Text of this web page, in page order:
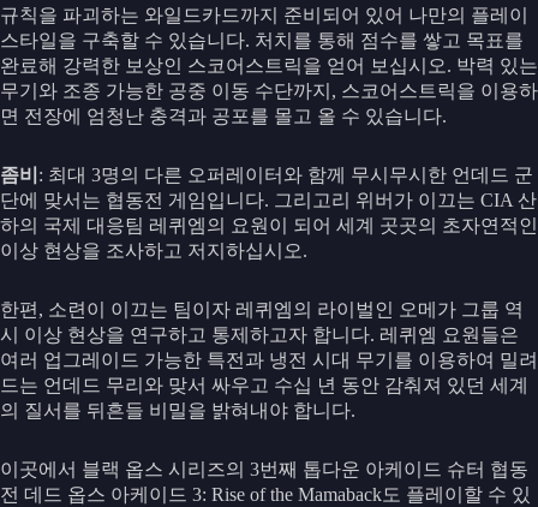
규칙을 파괴하는 와일드카드까지 준비되어 있어 나만의 플레이
스타일을 구축할 수 있습니다. 처치를 통해 점수를 쌓고 목표를
완료해 강력한 보상인 스코어스트릭을 얻어 보십시오. 박력 있는
무기와 조종 가능한 공중 이동 수단까지, 스코어스트릭을 이용하
면 전장에 엄청난 충격과 공포를 몰고 올 수 있습니다.
좀비 : 최대 3명의 다른 오퍼레이터와 함께 무시무시한 언데드 군
단에 맞서는 협동전 게임입니다. 그리고리 위버가 이끄는 CIA 산
하의 국제 대응팀 레퀴엠의 요원이 되어 세계 곳곳의 초자연적인
이상 현상을 조사하고 저지하십시오.
한편, 소련이 이끄는 팀이자 레퀴엠의 라이벌인 오메가 그룹 역
시 이상 현상을 연구하고 통제하고자 합니다. 레퀴엠 요원들은
여러 업그레이드 가능한 특전과 냉전 시대 무기를 이용하여 밀려
드는 언데드 무리와 맞서 싸우고 수십 년 동안 감춰져 있던 세계
의 질서를 뒤흔들 비밀을 밝혀내야 합니다.
이곳에서 블랙 옵스 시리즈의 3번째 톱다운 아케이드 슈터 협동
전 데드 옵스 아케이드 3: Rise of the Mamaback도 플레이할 수 있